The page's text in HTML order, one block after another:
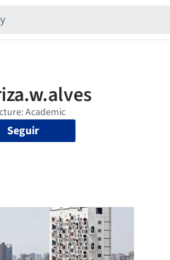
Seguir